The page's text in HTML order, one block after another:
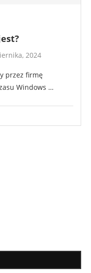
2024
przez firmę
Windows …